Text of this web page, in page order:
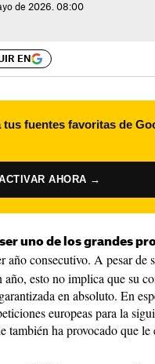
de 2026. 08:00
EN
tus fuentes favoritas de
AHORA →
uno de los grandes
año consecutivo. A pesar de
año, esto no implica que su
en absoluto. En
europeas para la
también ha provocado que le